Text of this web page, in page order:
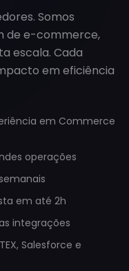
Somos
de e-commerce,
escala. Cada
em eficiência
em Commerce
operações
em até 2h
integrações
Salesforce e